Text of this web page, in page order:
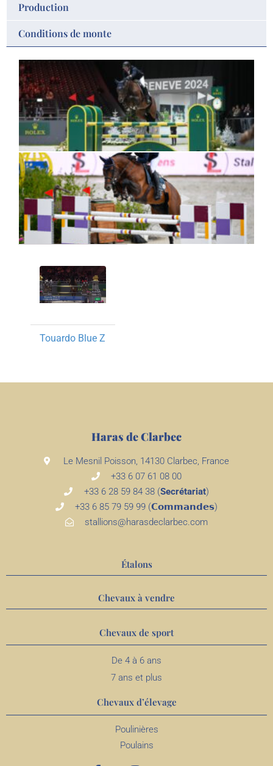
Production
Conditions de monte
Touardo Blue Z
Haras de Clarbec
Le Mesnil Poisson, 14130 Clarbec, France
+33 6 07 61 08 00
+33 6 28 59 84 38 (Secrétariat)
+33 6 85 79 59 99 (𝗖𝗼𝗺𝗺𝗮𝗻𝗱𝗲𝘀)
stallions@harasdeclarbec.com
Étalons
Chevaux à vendre
Chevaux de sport
De 4 à 6 ans
7 ans et plus
Chevaux d’élevage
Poulinières
Poulains